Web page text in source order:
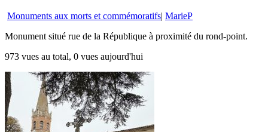
Monuments aux morts et commémoratifs| MarieP
Monument situé rue de la République à proximité du rond-point.
973 vues au total, 0 vues aujourd'hui